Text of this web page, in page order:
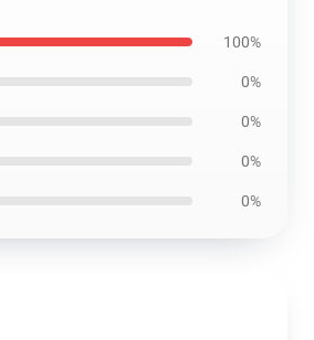
100%
0%
0%
0%
0%